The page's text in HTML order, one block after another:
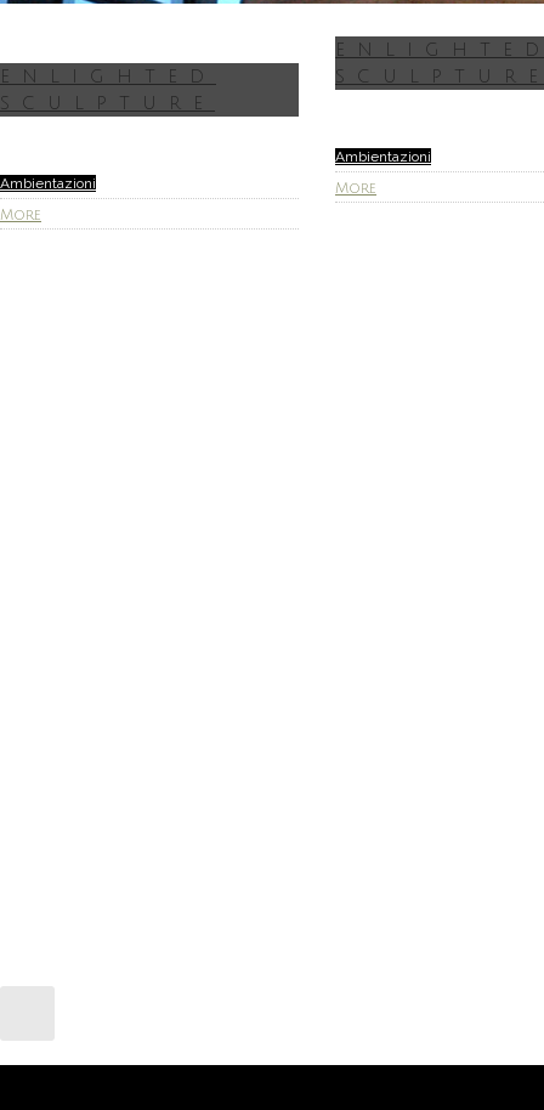
Ambientazioni
More
ENLIGHTED
SCULPTURE
Ambientazioni
More